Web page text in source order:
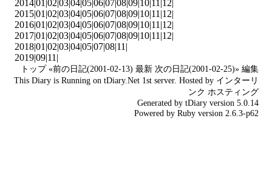
2014|01|02|03|04|05|06|07|08|09|10|11|12|
2015|01|02|03|04|05|06|07|08|09|10|11|12|
2016|01|02|03|04|05|06|07|08|09|10|11|12|
2017|01|02|03|04|05|06|07|08|09|10|11|12|
2018|01|02|03|04|05|07|08|11|
2019|09|11|
トップ «前の日記(2001-02-13) 最新 次の日記(2001-02-25)» 編集
This Diary is Running on tDiary.Net1st server. Hosted by インターリ
ンク ホスティング
Generated by tDiaryversion 5.0.14
Powered by Rubyversion 2.6.3-p62